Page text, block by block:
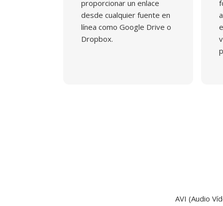
proporcionar un enlace
desde cualquier fuente en
línea como Google Drive o
Dropbox.
AVI (Audio